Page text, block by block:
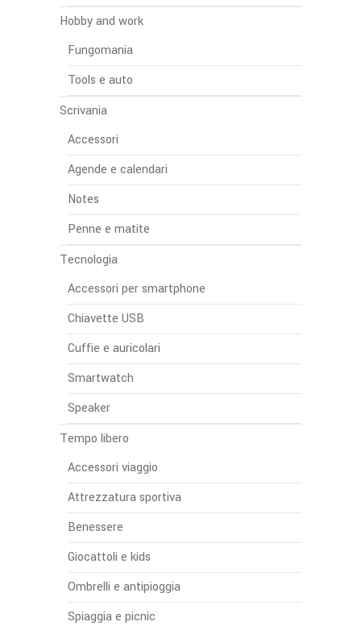
Hobby and work
Fungomania
Tools e auto
Scrivania
Accessori
Agende e calendari
Notes
Penne e matite
Tecnologia
Accessori per smartphone
Chiavette USB
Cuffie e auricolari
Smartwatch
Speaker
Tempo libero
Accessori viaggio
Attrezzatura sportiva
Benessere
Giocattoli e kids
Ombrelli e antipioggia
Spiaggia e picnic